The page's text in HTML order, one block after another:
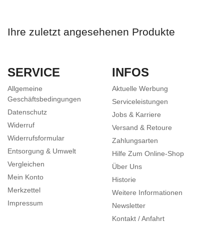
Ihre zuletzt angesehenen Produkte
SERVICE
Allgemeine
Geschäftsbedingungen
Datenschutz
Widerruf
Widerrufsformular
Entsorgung & Umwelt
Vergleichen
Mein Konto
Merkzettel
Impressum
INFOS
Aktuelle Werbung
Serviceleistungen
Jobs & Karriere
Versand & Retoure
Zahlungsarten
Hilfe Zum Online-Shop
Über Uns
Historie
Weitere Informationen
Newsletter
Kontakt / Anfahrt